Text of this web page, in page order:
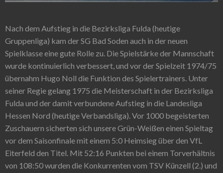
Nach dem Aufstieg in die Bezirksliga Fulda (heutige
Gruppenliga) kam der SG Bad Soden auch in der neuen
Spielklasse eine gute Rolle zu. Die Spielstärke der Mannschaft
wurde kontinuierlich verbessert, und vor der Spielzeit 1974/75
übernahm Hugo Noll die Funktion des Spielertrainers. Unter
seiner Regie gelang 1975 die Meisterschaft in der Bezirksliga
Fulda und der damit verbundene Aufstieg in die Landesliga
Hessen Nord (heutige Verbandsliga). Vor 1000 begeisterten
Zuschauern sicherten sich unsere Grün-Weißen einen Spieltag
vor dem Saisonfinale mit einem 5:0 Heimsieg über den VfL
Eiterfeld den Titel. Mit 52:16 Punkten bei einem Torverhältnis
von 108:50 wurden die Konkurrenten vom TSV Künzell (2.) und